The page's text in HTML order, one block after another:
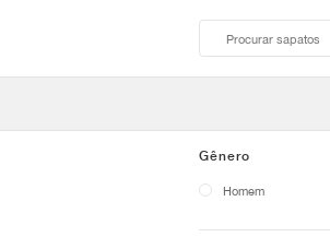
Gênero
Homem